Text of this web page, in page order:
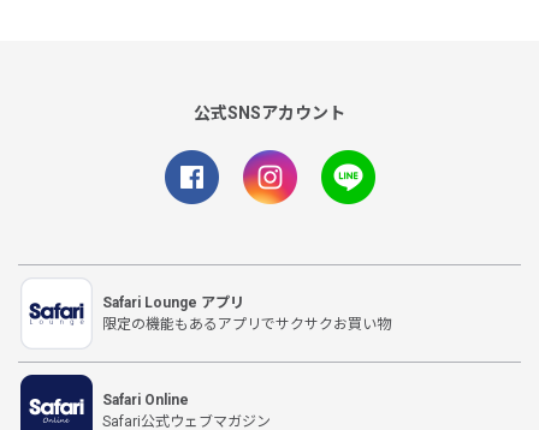
公式SNSアカウント
Safari Lounge アプリ
限定の機能もあるアプリでサクサクお買い物
Safari Online
Safari公式ウェブマガジン